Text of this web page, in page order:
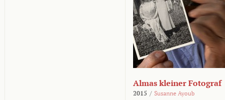
Almas kleiner Fotograf
2015 / Susanne Ayoub